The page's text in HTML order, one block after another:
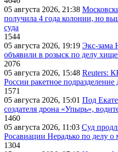
05 августа 2026, 21:38
получила 4 года колонии, но
суда
1544
05 августа 2026, 19:19 Экс-зама
объявили в розыск по делу
2076
05 августа 2026, 15:48 Reuters:
России ракетное
1571
05 августа 2026, 15:01 Под
создателя дрона «Упырь»,
1460
05 августа 2026, 11:03 Суд
Росавиации Нерадько по делу о
1304